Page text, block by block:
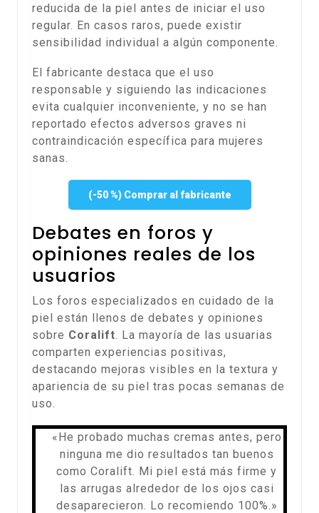
reducida de la piel antes de iniciar el uso
regular. En casos raros, puede existir
sensibilidad individual a algún componente.
El fabricante destaca que el uso
responsable y siguiendo las indicaciones
evita cualquier inconveniente, y no se han
reportado efectos adversos graves ni
contraindicación específica para mujeres
sanas.
(-50 %) Comprar al fabricante
Debates en foros y
opiniones reales de los
usuarios
Los foros especializados en cuidado de la
piel están llenos de debates y opiniones
sobre Coralift. La mayoría de las usuarias
comparten experiencias positivas,
destacando mejoras visibles en la textura y
apariencia de su piel tras pocas semanas de
uso.
«He probado muchas cremas antes, pero
ninguna me dio resultados tan buenos
como Coralift. Mi piel está más firme y
las arrugas alrededor de los ojos casi
desaparecieron. Lo recomiendo 100%.»